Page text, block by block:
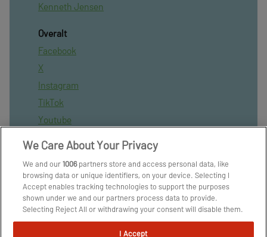
Kenneth Jensen
Overalt
Facebook
X
Instagram
TikTok
Youtube
Tipsbladet App
TjekFoodbold App
BlueSky
Kontakt
Kontakt medarbejder
We Care About Your Privacy
We and our1006partners store and access personal data, like
browsing data or unique identifiers, on your device. Selecting I
Accept enables tracking technologies to support the purposes
shown under we and our partners process data to provide.
Selecting Reject All or withdrawing your consent will disable them.
If trackers are disabled, some content and ads you see may not be
as relevant to you. You can resurface this menu to change your
I Accept